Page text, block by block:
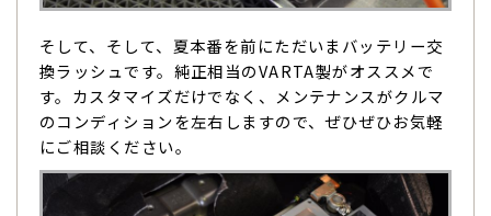
そして、そして、夏本番を前にただいまバッテリー交
換ラッシュです。純正相当のVARTA製がオススメで
す。カスタマイズだけでなく、メンテナンスがクルマ
のコンディションを左右しますので、ぜひぜひお気軽
にご相談ください。